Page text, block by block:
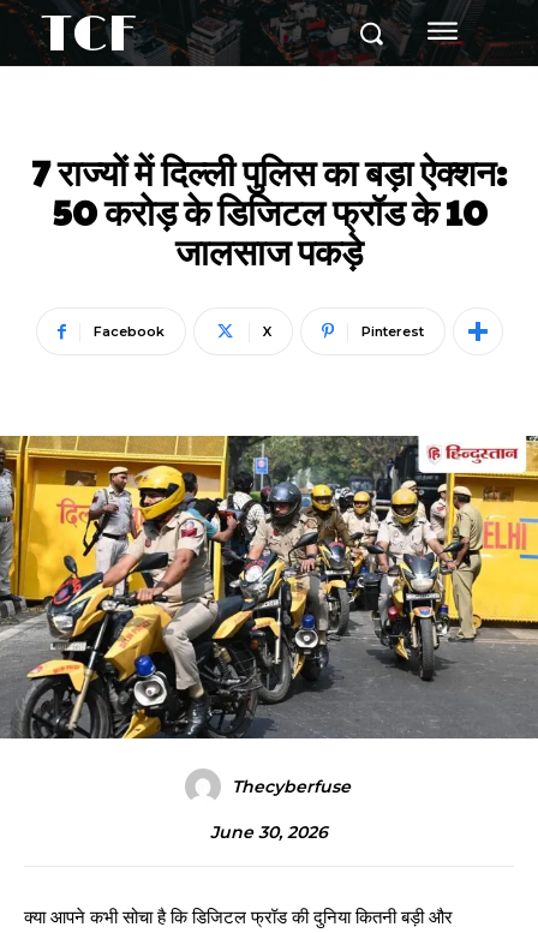
TCF
7 राज्यों में दिल्ली पुलिस का बड़ा ऐक्शन:
50 करोड़ के डिजिटल फ्रॉड के 10
जालसाज पकड़े
Facebook X Pinterest
Thecyberfuse
June 30, 2026
क्या आपने कभी सोचा है कि डिजिटल फ्रॉड की दुनिया कितनी बड़ी और